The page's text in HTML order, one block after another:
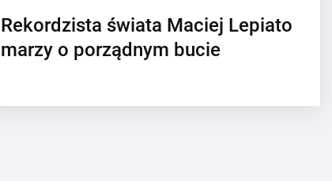
Rekordzista świata Maciej Lepiato
marzy o porządnym bucie